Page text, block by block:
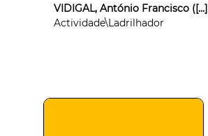
VIDIGAL, António Francisco ([...]
Actividade\Ladrilhador